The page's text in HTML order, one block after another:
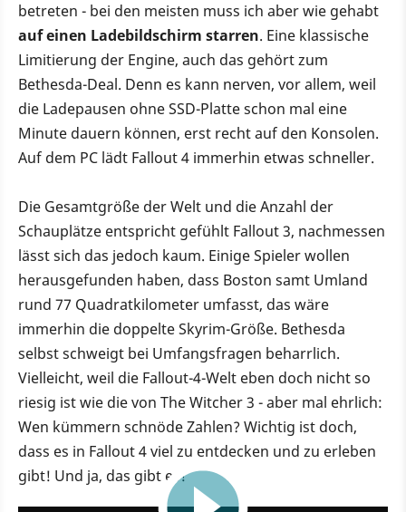
betreten - bei den meisten muss ich aber wie gehabt
auf einen Ladebildschirm starren. Eine klassische
Limitierung der Engine, auch das gehört zum
Bethesda-Deal. Denn es kann nerven, vor allem, weil
die Ladepausen ohne SSD-Platte schon mal eine
Minute dauern können, erst recht auf den Konsolen.
Auf dem PC lädt Fallout 4 immerhin etwas schneller.
Die Gesamtgröße der Welt und die Anzahl der
Schauplätze entspricht gefühlt Fallout 3, nachmessen
lässt sich das jedoch kaum. Einige Spieler wollen
herausgefunden haben, dass Boston samt Umland
rund 77 Quadratkilometer umfasst, das wäre
immerhin die doppelte Skyrim-Größe. Bethesda
selbst schweigt bei Umfangsfragen beharrlich.
Vielleicht, weil die Fallout-4-Welt eben doch nicht so
riesig ist wie die von The Witcher 3 - aber mal ehrlich:
Wen kümmern schnöde Zahlen? Wichtig ist doch,
dass es in Fallout 4 viel zu entdecken und zu erleben
gibt! Und ja, das gibt es!